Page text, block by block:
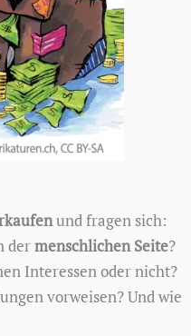
und fragen sich:
dermenschlichen Seite?
Interessen oder nicht?
vorweisen? Und wie